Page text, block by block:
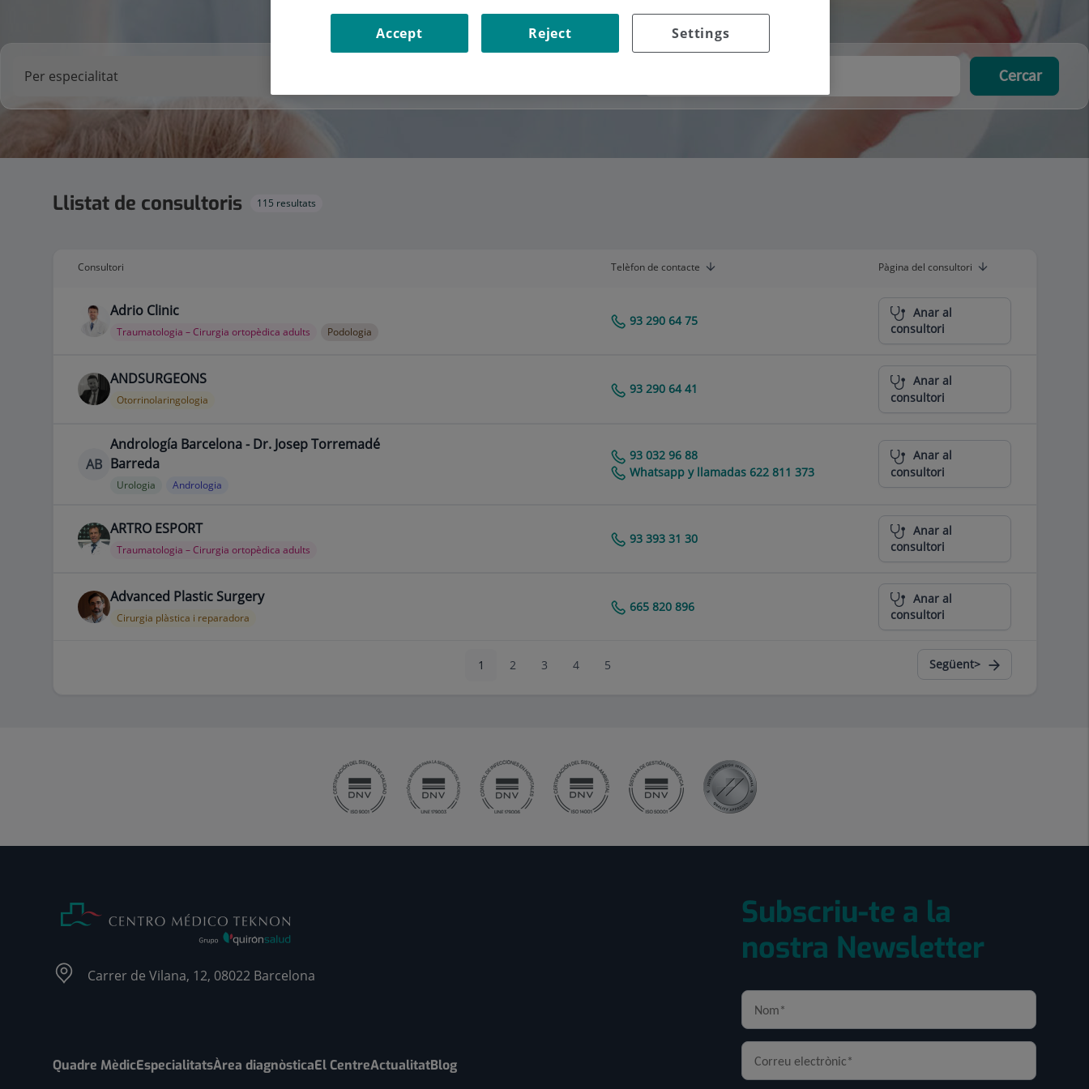
Cercar
Llistat de consultoris 115 resultats
Consultori Telèfon de contacte Pàgina del consultori
Adrio Clinic
Traumatologia – Cirurgia ortopèdica adults Podologia
93 290 64 75
Anar al
consultori
ANDSURGEONS
Otorrinolaringologia
93 290 64 41
Anar al
consultori
AB
Andrología Barcelona - Dr. Josep Torremadé
Barreda
Urologia Andrologia
93 032 96 88
Whatsapp y llamadas 622 811 373
Anar al
consultori
ARTRO ESPORT
Traumatologia – Cirurgia ortopèdica adults
93 393 31 30
Anar al
consultori
Advanced Plastic Surgery
Cirurgia plàstica i reparadora
665 820 896
Anar al
consultori
1 2 3 4 5 Següent>
Carrer de Vilana, 12, 08022 Barcelona
Quadre MèdicEspecialitatsÀrea diagnòsticaEl CentreActualitatBlog
Subscriu-te a la
nostra Newsletter
Settings
Reject
Accept